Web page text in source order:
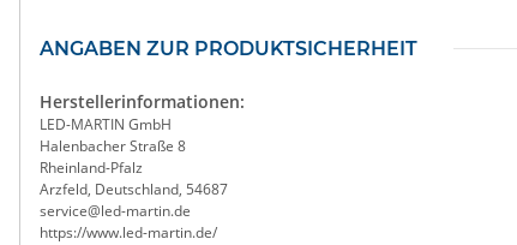
ANGABEN ZUR PRODUKTSICHERHEIT
Herstellerinformationen:
LED-MARTIN GmbH
Halenbacher Straße 8
Rheinland-Pfalz
Arzfeld, Deutschland, 54687
service@led-martin.de
https://www.led-martin.de/